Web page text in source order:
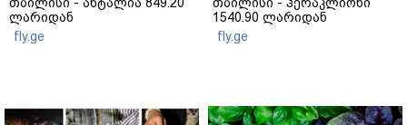
ლარიდან
fly.ge
1540.90 ლარიდან
fly.ge